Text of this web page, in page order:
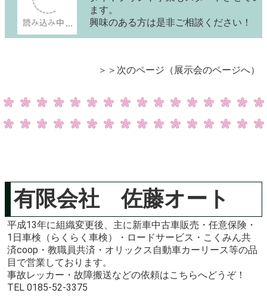
ます。
興味のある方は是非ご相談ください！
＞＞次のページ（展示会のページへ）
有限会社 佐藤オート
平成13年に組織変更後、主に新車中古車販売・任意保険・
1日車検（らくらく車検）・ロードサービス・こくみん共
済coop・教職員共済・オリックス自動車カーリース等の品
目で営業しております。
事故レッカー・故障搬送などの依頼はこちらへどうぞ！
TEL 0185-52-3375